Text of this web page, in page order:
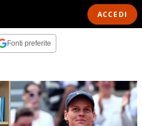
ACCEDI
Fonti preferite